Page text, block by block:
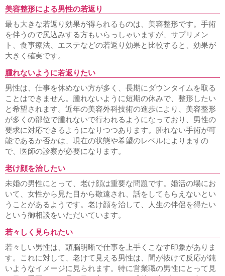
美容整形による男性の若返り
最も大きな若返り効果が得られるものは、美容整形です。手術
を伴うので尻込みする方もいらっしゃいますが、サプリメン
ト、食事療法、エステなどの若返り効果と比較すると、効果が
大きく確実です。
腫れないように若返りたい
男性は、仕事を休めない方が多く、長期にダウンタイムを取る
ことはできません。腫れないように短期の休みで、整形したい
と希望されます。近年の美容外科技術の進歩により、美容整形
が多くの部位で腫れないで行われるようになっており、男性の
要求に対応できるようになりつつあります。腫れない手術が可
能であるか否かは、現在の状態や希望のレベルによりますの
で、医師の診察が必要になります。
老け顔を治したい
未婚の男性にとって、老け顔は重要な問題です。婚活の場にお
いて、女性から見た目から敬遠され、話をしてもらえないとい
うことがあるようです。老け顔を治して、人生の伴侶を得たい
という御相談をいただいています。
若々しく見られたい
若々しい男性は、頭脳明晰で仕事を上手くこなす印象がありま
す。これに対して、老けて見える男性は、間が抜けて反応が鈍
いようなイメージに見られます。特に営業職の男性にとって見